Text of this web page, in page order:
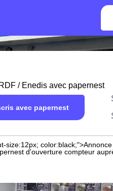
/ Enedis avec papernest
avec papernest
size:12px;
d'ouverture compteur